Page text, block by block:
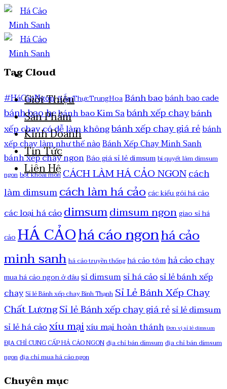
Giới Thiệu
Sản Phẩm
Kinh Doanh
Tin Tức
Liên Hệ
Tag Cloud
#HáCảoNgon#ẨmThựcTrungHoaBánh baobánh bao cade
bánh bao hẹbánh bao Kim Sabánh xếp chaybánh
xếp chay có dễ làm khôngbánh xếp chay giá rẻbánh
xếp chay làm như thế nàoBánh Xếp Chay Minh Sanh
bánh xếp chay ngonBáo giá sỉ lẻ dimsumbí quyết làm dimsum
ngonbột khoai mônCÁCH LÀM HÁ CẢO NGONcách
làm dimsumcách làm há cảocác kiểu gói há cảo
các loại há cảodimsumdimsum ngongiao sỉ há
cảoHÁ CẢOhá cáo ngonhá cảo
minh sanhhá cảo truyền thốnghá cảo tômhả cảo chay
mua há cảo ngon ở đâusỉ dimsumsỉ há cảosỉ lẻ bánh xếp
chaySỉ lẻ Bánh xếp chay Bình ThạnhSỉ Lẻ Bánh Xếp Chay
Chất LượngSỉ lẻ Bánh xếp chay giá rẻsỉ lẻ dimsum
sỉ lẻ há cảoxíu mạixíu mại hoàn thánh Đơn vị sỉ lẻ dimsum
ĐỊA CHỈ CUNG CẤP HẢ CÁO NGONđịa chỉ bán dimsumđịa chỉ bán dimsum
ngonđịa chỉ mua há cảo ngon
Chuyên mục